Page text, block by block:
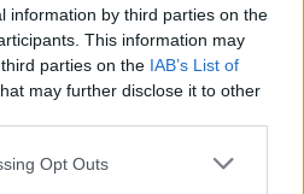
information by third parties on the
This information may
parties on the IAB’s List of
may further disclose it to other
Opt Outs
szczęścia nie dają i
tym jest ziarno
przykłady wielu
znacznych